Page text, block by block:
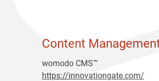
Content
womodo CMS™
https://innovationgate.com/